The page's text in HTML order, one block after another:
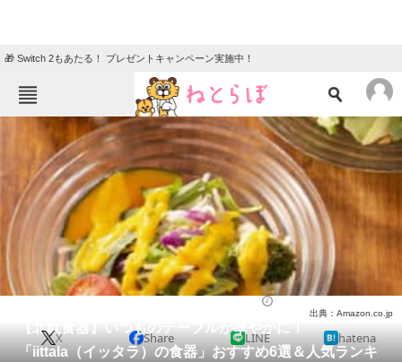
🎁 Switch 2もあたる！ プレゼントキャンペーン実施中！
ねとらぼメニュー
ニュース
エンタメ クイズ
グルメ 地域
教育・育児
動物 リサーチ
【北欧食器】いつものテーブルが華やかに！
「iittala（イッタラ）の食器」おすすめ6選＆人気ランキ
出典：Amazon.co.jp
X Share LINE hatena